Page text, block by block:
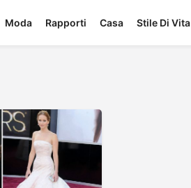
Moda Rapporti Casa Stile Di Vita